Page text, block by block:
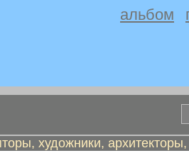
альбом
художники,